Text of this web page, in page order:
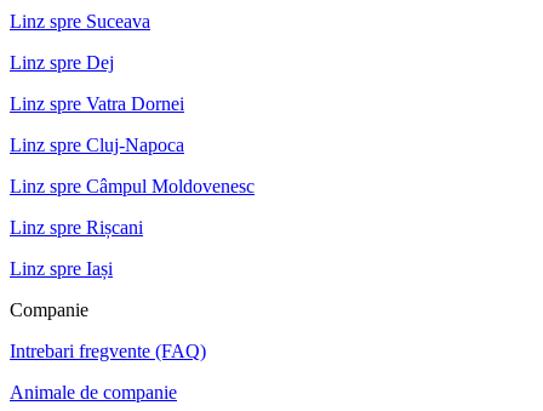
Linz spre Suceava
Linz spre Dej
Linz spre Vatra Dornei
Linz spre Cluj-Napoca
Linz spre Câmpul Moldovenesc
Linz spre Rișcani
Linz spre Iași
Companie
Intrebari fregvente (FAQ)
Animale de companie